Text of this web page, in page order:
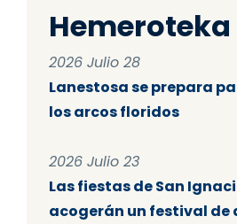
Hemeroteka
2026 Julio 28
Lanestosa se prepara
los arcos floridos
2026 Julio 23
Las fiestas de San
acogerán un festival de